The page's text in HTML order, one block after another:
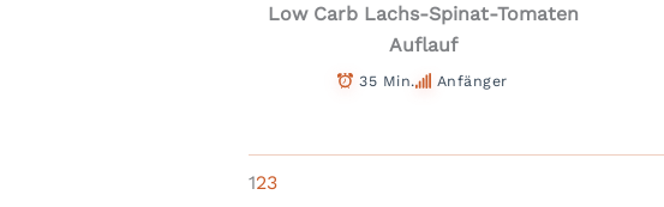
Low Carb Lachs-Spinat-Tomaten
Auflauf
35 Min. Anfänger
123